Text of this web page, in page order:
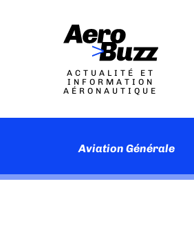
ACTUALITÉ ET
INFORMATION
AÉRONAUTIQUE
Aviation Générale